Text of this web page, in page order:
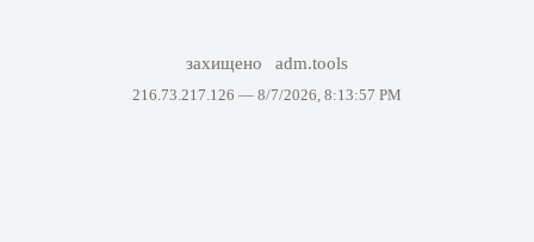
захищено adm.tools
216.73.217.126 — 8/7/2026, 8:13:57 PM